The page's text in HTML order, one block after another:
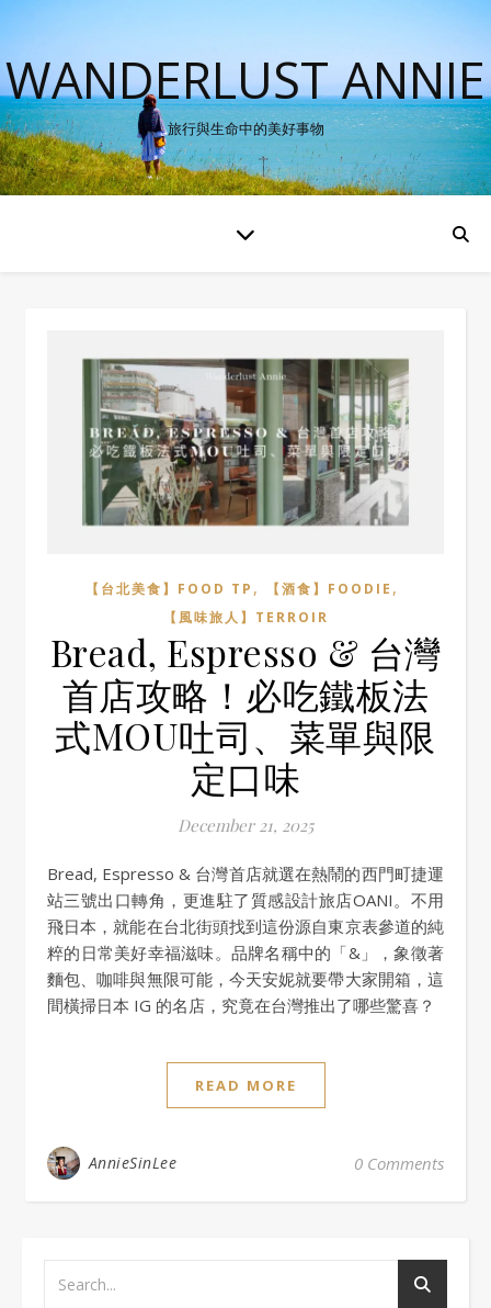
WANDERLUST ANNIE
旅行與生命中的美好事物
【台北美食】FOOD TP , 【酒食】FOODIE ,
【風味旅人】TERROIR
Bread, Espresso & 台灣
首店攻略！必吃鐵板法
式MOU吐司、菜單與限
定口味
December 21, 2025
Bread, Espresso & 台灣首店就選在熱鬧的西門町捷運
站三號出口轉角，更進駐了質感設計旅店OANI。不用
飛日本，就能在台北街頭找到這份源自東京表參道的純
粹的日常美好幸福滋味。品牌名稱中的「&」，象徵著
麵包、咖啡與無限可能，今天安妮就要帶大家開箱，這
間橫掃日本 IG 的名店，究竟在台灣推出了哪些驚喜？
READ MORE
AnnieSinLee 0 Comments